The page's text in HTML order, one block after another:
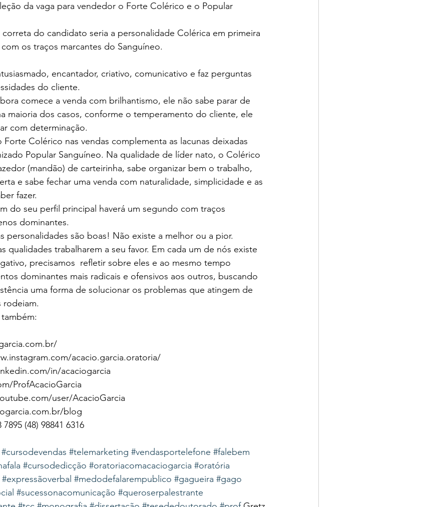
da vaga para vendedor o Forte Colérico e o Popular
do candidato seria a personalidade Colérica em primeira
os traços marcantes do Sanguíneo.
encantador, criativo, comunicativo e faz perguntas
do cliente.
comece a venda com brilhantismo, ele não sabe parar de
maioria dos casos, conforme o temperamento do cliente, ele
com determinação.
Forte Colérico nas vendas complementa as lacunas deixadas
Popular Sanguíneo. Na qualidade de líder nato, o Colérico
(mandão) de carteirinha, sabe organizar bem o trabalho,
e sabe fechar uma venda com naturalidade, simplicidade e as
fazer.
do seu perfil principal haverá um segundo com traços
dominantes.
personalidades são boas! Não existe a melhor ou a pior.
qualidades trabalharem a seu favor. Em cada um de nós existe
precisamos  refletir sobre eles e ao mesmo tempo
dominantes mais radicais e ofensivos aos outros, buscando
uma forma de solucionar os problemas que atingem de
rodeiam.
acacio.garcia.oratoria/
in/acaciogarcia
ProfAcacioGarcia
user/AcacioGarcia
blog
(48) 98841 6316
#cursodevendas #telemarketing #vendasportelefone #falebem
#cursodedicção #oratoriacomacaciogarcia #oratória
#expressãoverbal #medodefalarempublico #gagueira #gago
#sucessonacomunicação #queroserpalestrante